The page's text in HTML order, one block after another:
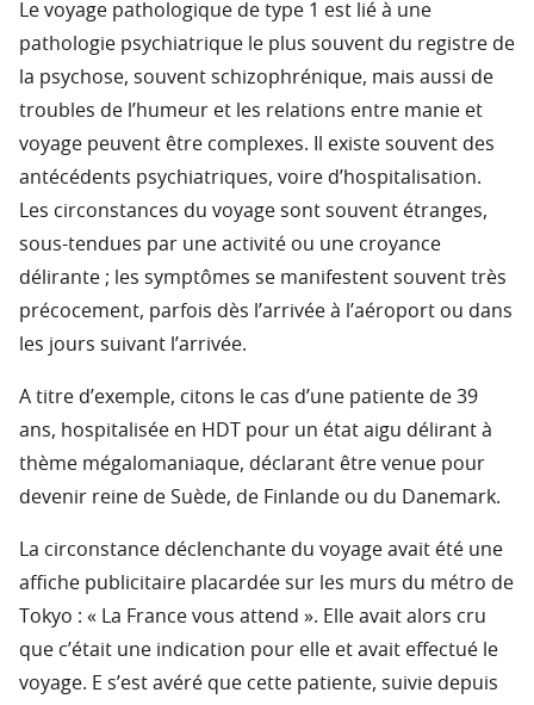
Le voyage pathologique de type 1 est lié à une
pathologie psychiatrique le plus souvent du registre de
la psychose, souvent schizophrénique, mais aussi de
troubles de l’humeur et les relations entre manie et
voyage peuvent être complexes. Il existe souvent des
antécédents psychiatriques, voire d’hospitalisation.
Les circonstances du voyage sont souvent étranges,
sous-tendues par une activité ou une croyance
délirante ; les symptômes se manifestent souvent très
précocement, parfois dès l’arrivée à l’aéroport ou dans
les jours suivant l’arrivée.
A titre d’exemple, citons le cas d’une patiente de 39
ans, hospitalisée en HDT pour un état aigu délirant à
thème mégalomaniaque, déclarant être venue pour
devenir reine de Suède, de Finlande ou du Danemark.
La circonstance déclenchante du voyage avait été une
affiche publicitaire placardée sur les murs du métro de
Tokyo : « La France vous attend ». Elle avait alors cru
que c’était une indication pour elle et avait effectué le
voyage. E s’est avéré que cette patiente, suivie depuis